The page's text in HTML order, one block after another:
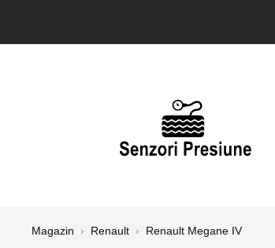
Magazin › Renault › Renault Megane IV